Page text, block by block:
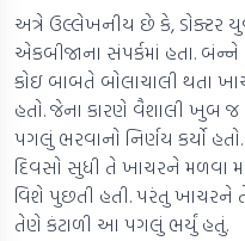
અત્રે ઉલ્લેખનીય છે કે, ડોક્ટર
એકબીજાના સંપર્કમાં હતા. બંન્ને
કોઇ બાબતે બોલાચાલી થતા
હતો. જેના કારણે વૈશાલી ખુબ
પગલું ભરવાનો નિર્ણય કર્યો
દિવસો સુધી તે ખાચરને મળવા
વિશે પુછતી હતી. પરંતુ ખાચરને
તેણે કંટાળી આ પગલું ભર્યું હતું.